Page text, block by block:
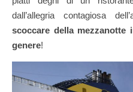
dall’allegria contagiosa
scoccare della
genere!